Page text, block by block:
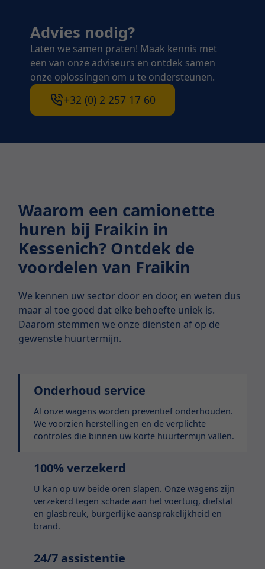
Advies nodig?
Laten we samen praten! Maak kennis met
een van onze adviseurs en ontdek samen
onze oplossingen om u te ondersteunen.
+32 (0) 2 257 17 60
Waarom een camionette
huren bij Fraikin in
Kessenich? Ontdek de
voordelen van Fraikin
We kennen uw sector door en door, en weten dus
maar al toe goed dat elke behoefte uniek is.
Daarom stemmen we onze diensten af op de
gewenste huurtermijn.
Onderhoud service
Al onze wagens worden preventief onderhouden.
We voorzien herstellingen en de verplichte
controles die binnen uw korte huurtermijn vallen.
100% verzekerd
U kan op uw beide oren slapen. Onze wagens zijn
verzekerd tegen schade aan het voertuig, diefstal
en glasbreuk, burgerlijke aansprakelijkheid en
brand.
24/7 assistentie